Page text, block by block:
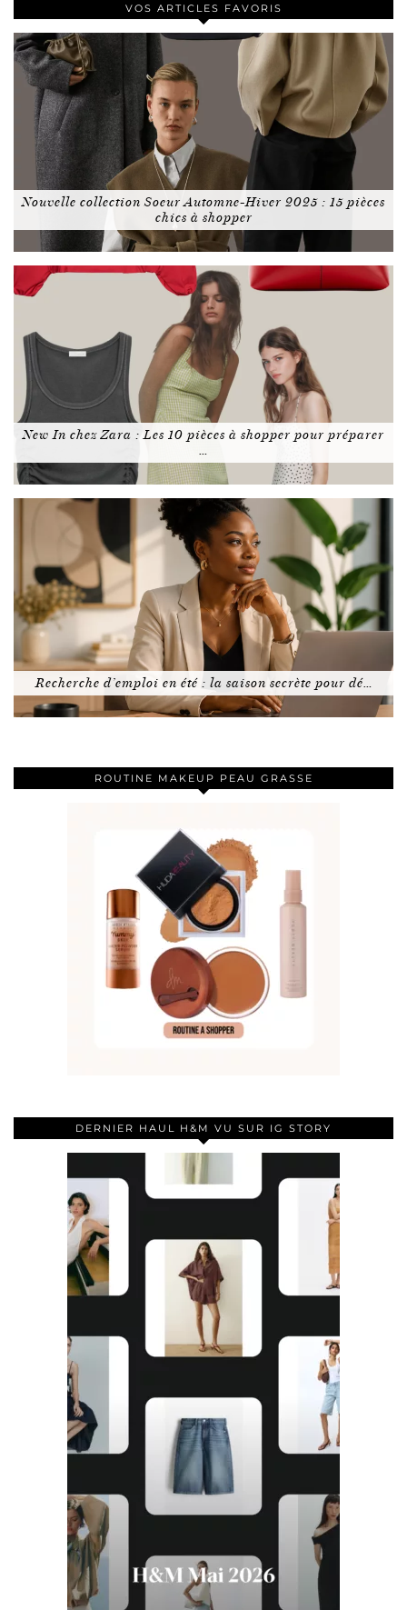
VOS ARTICLES FAVORIS
Nouvelle collection Soeur Automne-Hiver 2025 : 15 pièces
chics à shopper
New In chez Zara : Les 10 pièces à shopper pour préparer
…
Recherche d’emploi en été : la saison secrète pour dé…
ROUTINE MAKEUP PEAU GRASSE
DERNIER HAUL H&M VU SUR IG STORY